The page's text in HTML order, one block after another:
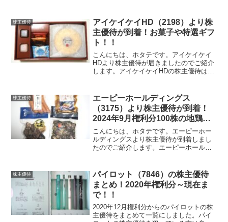
株主優待はクオカードペイ500円分です。
2021年まではカレ...
株主優待
アイケイケイHD（2198）より株
主優待が到着！お菓子や特選ギフ
ト！！
こんにちは、ホタテです。アイケイケイ
HDより株主優待が届きましたのでご紹介
します。アイケイケイHDの株主優待はこ
事代金優待券です。保有株式数に応じて
以下の内容の優待が...
株主優待
エーピーホールディングス
（3175）より株主優待が到着！
2024年9月権利分100株の地鶏づ
くし4点セット！！
こんにちは、ホタテです。エーピーホー
ルディングスより株主優待が到着しまし
たのでご紹介します。エーピーホールデ
舗で利用可能な電子チケット、または自
社のギフト商品です。10...
株主優待
パイロット（7846）の株主優待
まとめ！2020年権利分～現在ま
で！！
2020年12月権利分からのパイロットの株
主優待をまとめて一覧にしました。パイ